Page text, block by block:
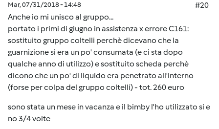
Mar, 07/31/2018 - 14:48
#20
Anche io mi unisco al gruppo...
portato i primi di giugno in assistenza x errore C161:
sostituito gruppo coltelli perchè dicevano che la
guarnizione si era un po' consumata (e ci sta dopo
qualche anno di utilizzo) e sostituito scheda perchè
dicono che un po' di liquido era penetrato all'interno
(forse per colpa del gruppo coltelli) - tot. 260 euro
sono stata un mese in vacanza e il bimby l'ho utilizzato si e
no 3/4 volte